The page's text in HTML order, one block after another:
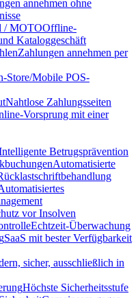
annehmen ohne
/ MOTOOffline-
Kataloggeschäft
Zahlungen annehmen per
Store/Mobile POS-
Nahtlose Zahlungsseiten
Vorsprung mit einer
Betrugsprävention
Automatisierte
vor Insolven
Echtzeit-Überwachung
SaaS mit bester Verfügbarkeit
sicher, ausschließlich in
Höchste Sicherheitsstufe